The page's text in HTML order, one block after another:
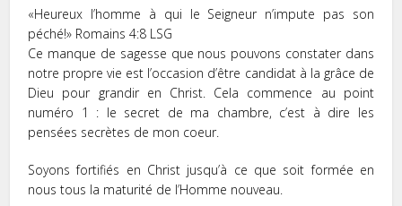
«Heureux l’homme à qui le Seigneur n’impute pas son
péché!» Romains 4:8 LSG
Ce manque de sagesse que nous pouvons constater dans
notre propre vie est l’occasion d’être candidat à la grâce de
Dieu pour grandir en Christ. Cela commence au point
numéro 1 : le secret de ma chambre, c’est à dire les
pensées secrètes de mon coeur.
Soyons fortifiés en Christ jusqu’à ce que soit formée en
nous tous la maturité de l’Homme nouveau.